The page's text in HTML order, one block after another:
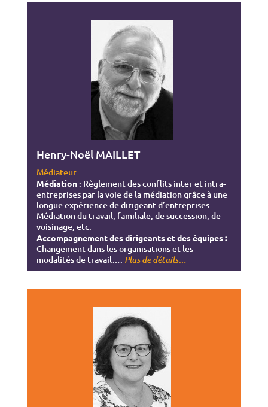
Henry-Noël MAILLET
Médiateur
Médiation: Règlement des conflits inter et intra-
entreprises par la voie de la médiation grâce à une
longue expérience de dirigeant d’entreprises.
Médiation du travail, familiale, de succession, de
voisinage, etc.
Accompagnement des dirigeants et des équipes :
Changement dans les organisations et les
modalités de travail…. Plus de détails…